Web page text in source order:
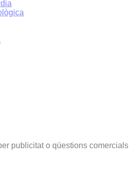
publicitat o qüestions comercials